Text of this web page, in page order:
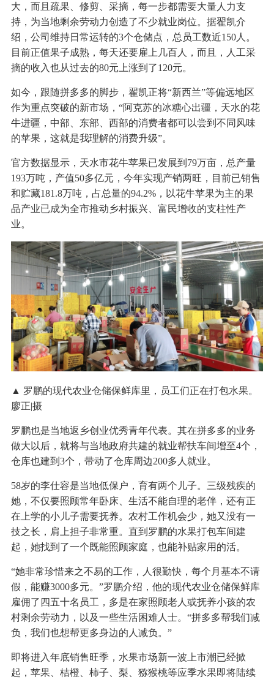
大，而且疏果、修剪、采摘，每一步都需要大量人力支
持，为当地剩余劳动力创造了不少就业岗位。据翟凯介
绍，公司维持日常运转的3个仓储点，总员工数近150人。
目前正值果子成熟，每天还要雇上几百人，而且，人工采
摘的收入也从过去的80元上涨到了120元。
如今，跟随拼多多的脚步，翟凯正将“新西兰”等偏远地区
作为重点突破的新市场，“阿克苏的冰糖心出疆，天水的花
牛进疆，中部、东部、西部的消费者都可以尝到不同风味
的苹果，这就是我理解的消费升级”。
官方数据显示，天水市花牛苹果已发展到79万亩，总产量
193万吨，产值50多亿元，今年实现产销两旺，目前已销售
和贮藏181.8万吨，占总量的94.2%，以花牛苹果为主的果
品产业已成为全市推动乡村振兴、富民增收的支柱性产
业。
▲ 罗鹏的现代农业仓储保鲜库里，员工们正在打包水果。
廖正|摄
罗鹏也是当地返乡创业优秀青年代表。其在拼多多的业务
做大以后，就将与当地政府共建的就业帮扶车间增至4个，
仓库也建到3个，带动了仓库周边200多人就业。
58岁的李仕容是当地低保户，育有两个儿子。三级残疾的
她，不仅要照顾常年卧床、生活不能自理的老伴，还有正
在上学的小儿子需要抚养。农村工作机会少，她又没有一
技之长，肩上担子非常重。直到罗鹏的水果打包车间建
起，她找到了一个既能照顾家庭，也能补贴家用的活。
“她非常珍惜来之不易的工作，人很勤快，每个月基本不请
假，能赚3000多元。”罗鹏介绍，他的现代农业仓储保鲜库
雇佣了四五十名员工，多是在家照顾老人或抚养小孩的农
村剩余劳动力，以及一些生活困难人士。“拼多多帮我们减
负，我们也想帮更多身边的人减负。”
即将进入年底销售旺季，水果市场新一波上市潮已经掀
起，苹果、桔橙、柿子、梨、猕猴桃等应季水果即将陆续